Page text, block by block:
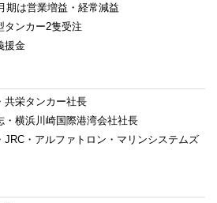
期は営業増益・経常減益
タンカー2隻受注
援金
共栄タンカー社長
・横浜川崎国際港湾会社社長
JRC・アルファトロン・マリンシステムズ